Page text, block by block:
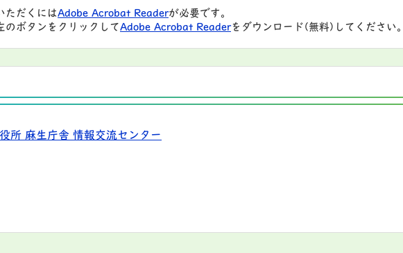
ただくにはAdobe Acrobat Readerが必要です。
のボタンをクリックして Adobe Acrobat Readerをダウンロード(無料)してください。
所 麻生庁舎 情報交流センター